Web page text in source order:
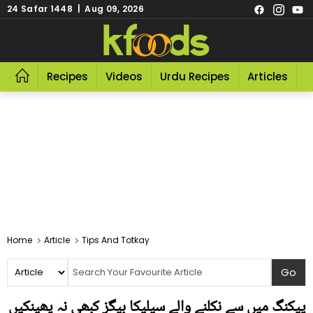
24 Safar 1448 | Aug 09, 2026
Recipes Videos Urdu Recipes Articles
Home Article Tips And Totkay
پیکنگ میں سے نکلنے والے سیلیکا بیگز کبھی نہ پھینکیں